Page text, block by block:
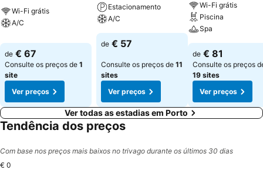
Wi-Fi grátis
A/C
de € 67
Consulte os preços de 1
site
Ver preços
Estacionamento
A/C
de € 57
Consulte os preços de 11
sites
Ver preços
Wi-Fi grátis
Piscina
Spa
de € 81
Consulte os preços
19 sites
Ver preços
Ver todas as estadias em Porto
Tendência dos preços
Com base nos preços mais baixos no trivago durante os últimos 30 dias
€ 0